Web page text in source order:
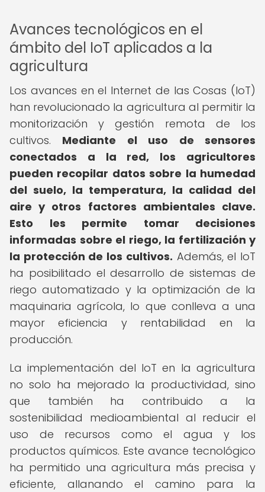
Avances tecnológicos en el
ámbito del IoT aplicados a la
agricultura
Los avances en el Internet de las Cosas (IoT)
han revolucionado la agricultura al permitir la
monitorización y gestión remota de los
cultivos. Mediante el uso de sensores
conectados a la red, los agricultores
pueden recopilar datos sobre la humedad
del suelo, la temperatura, la calidad del
aire y otros factores ambientales clave.
Esto les permite tomar decisiones
informadas sobre el riego, la fertilización y
la protección de los cultivos. Además, el IoT
ha posibilitado el desarrollo de sistemas de
riego automatizado y la optimización de la
maquinaria agrícola, lo que conlleva a una
mayor eficiencia y rentabilidad en la
producción.
La implementación del IoT en la agricultura
no solo ha mejorado la productividad, sino
que también ha contribuido a la
sostenibilidad medioambiental al reducir el
uso de recursos como el agua y los
productos químicos. Este avance tecnológico
ha permitido una agricultura más precisa y
eficiente, allanando el camino para la